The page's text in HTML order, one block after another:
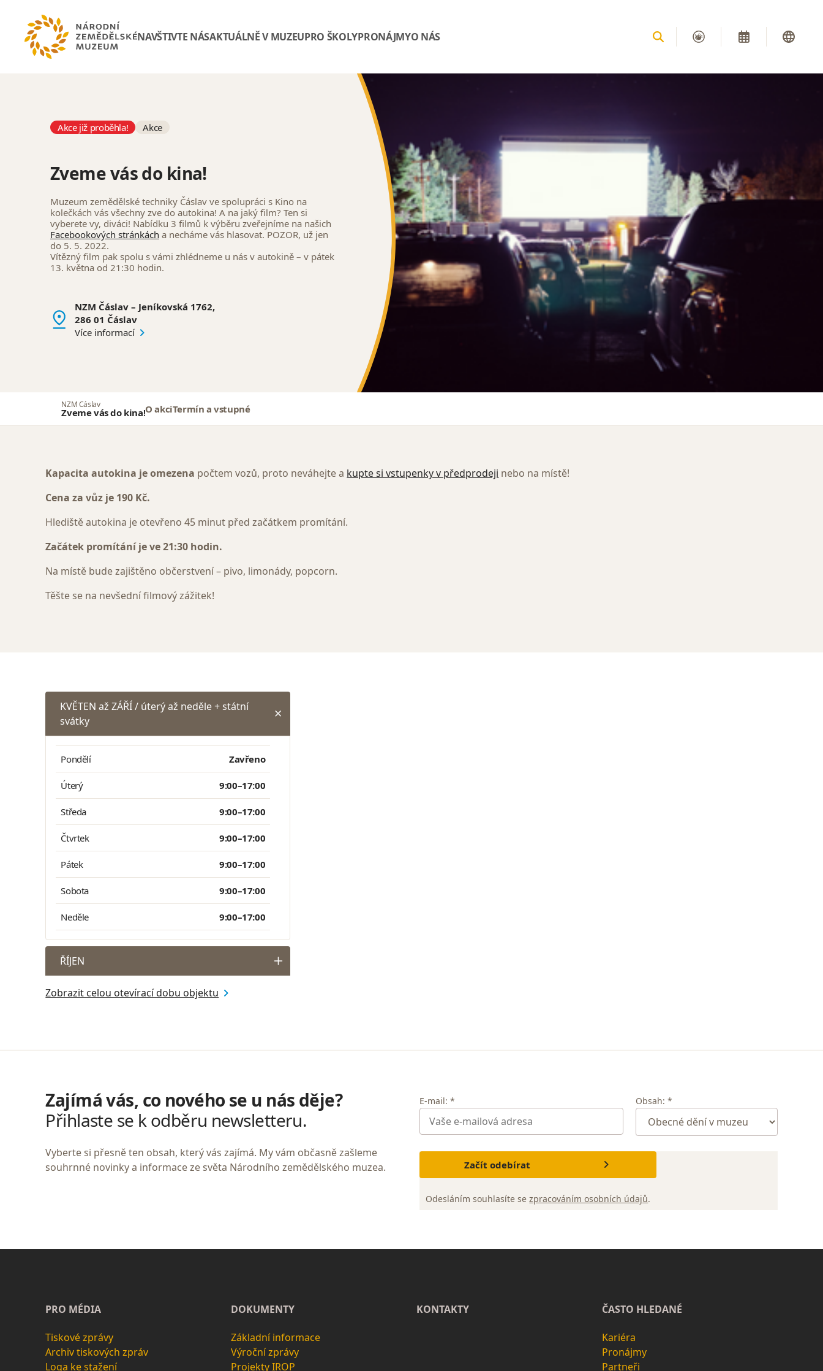
NAVŠTIVTE NÁSAKTUÁLNĚ V MUZEUPRO ŠKOLYPRONÁJMYO NÁS
Akce již proběhla! Akce
Zveme vás do kina!
Muzeum zemědělské techniky Čáslav ve spolupráci s Kino na
kolečkách vás všechny zve do autokina! A na jaký film? Ten si
vyberete vy, diváci! Nabídku 3 filmů k výběru zveřejníme na našich
Facebookových stránkách a necháme vás hlasovat. POZOR, už jen
do 5. 5. 2022.
Vítězný film pak spolu s vámi zhlédneme u nás v autokině – v pátek
13. května od 21:30 hodin.
NZM Čáslav – Jeníkovská 1762,
286 01 Čáslav
Více informací
NZM Čáslav
Zveme vás do kina!O akciTermín a vstupné
Kapacita autokina je omezena počtem vozů, proto neváhejte a kupte si vstupenky v předprodeji nebo na místě!
Cena za vůz je 190 Kč.
Hlediště autokina je otevřeno 45 minut před začátkem promítání.
Začátek promítání je ve 21:30 hodin.
Na místě bude zajištěno občerstvení – pivo, limonády, popcorn.
Těšte se na nevšední filmový zážitek!
KVĚTEN až ZÁŘÍ / úterý až neděle + státní
svátky
Pondělí Zavřeno
Úterý 9:00–17:00
Středa 9:00–17:00
Čtvrtek 9:00–17:00
Pátek 9:00–17:00
Sobota 9:00–17:00
Neděle 9:00–17:00
ŘÍJEN
Zobrazit celou otevírací dobu objektu
Zajímá vás, co nového se u nás děje?
Přihlaste se k odběru newsletteru.
Vyberte si přesně ten obsah, který vás zajímá. My vám občasně zašleme
souhrnné novinky a informace ze světa Národního zemědělského muzea.
E-mail: * Obsah: *
Začít odebírat
Odesláním souhlasíte sezpracováním osobních údajů.
PRO MÉDIA
Tiskové zprávy
Archiv tiskových zpráv
Loga ke stažení
DOKUMENTY
Základní informace
Výroční zprávy
Projekty IROP
KONTAKTY ČASTO HLEDANÉ
Kariéra
Pronájmy
Partneři